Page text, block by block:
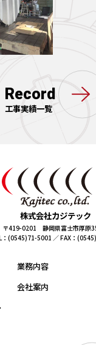
Record
工事実績一覧
株式会社カジテック
〒419-0201 静岡県富士市厚原
：(0545)71-5001 ／ FAX：
業務内容
会社案内